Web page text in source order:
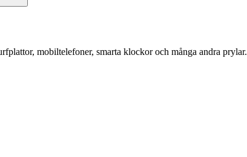
mobiltelefoner, smarta klockor och många andra prylar.